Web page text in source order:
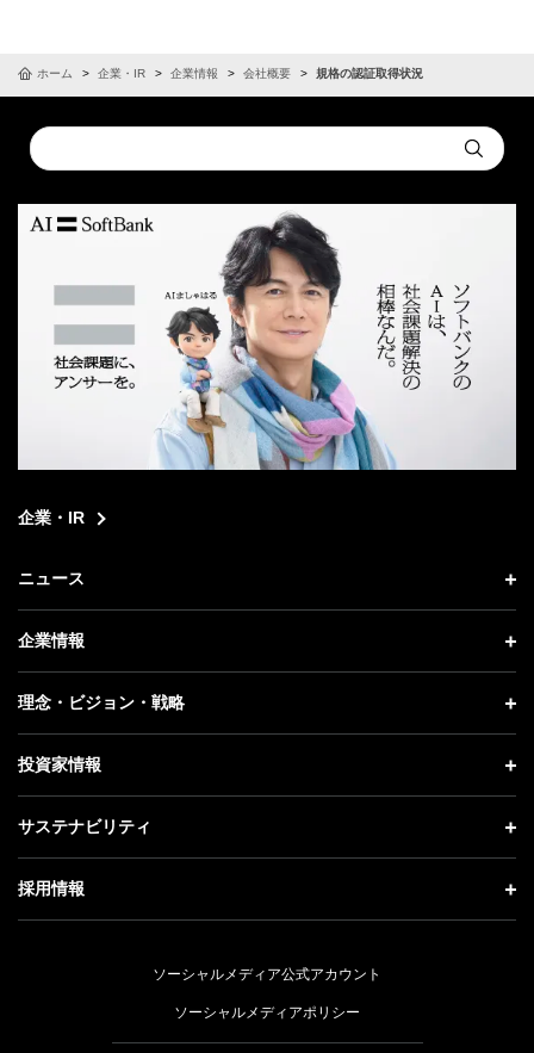
ホーム 企業・IR 企業情報 会社概要 規格の認証取得状況
Conduct
a
Submit
企業・IR
ニュース
ニュース トップ
プレスリリース
更新情報
記者説明会
企業情報
企業情報 トップ
社長メッセージ
事業紹介
ガバナンス
理念・ビジョン・戦略
理念・ビジョン・戦略 トップ
成長戦略「Activate AI for Society」
人材戦略
投資家情報
投資家情報 トップ
経営方針
個人投資家の皆さまへ
サステナビリティ
サステナビリティ トップ
トップメッセージ
ESG方針・体制
採用情報
キャリア採用
ソーシャルメディア公式アカウント
ソーシャルメディアポリシー